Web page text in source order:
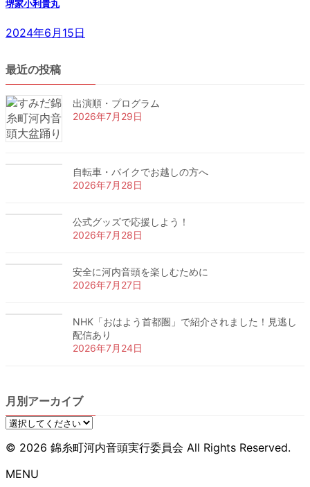
堺家小利貴丸
2024年6月15日
最近の投稿
出演順・プログラム
2026年7月29日
自転車・バイクでお越しの方へ
2026年7月28日
公式グッズで応援しよう！
2026年7月28日
安全に河内音頭を楽しむために
2026年7月27日
NHK「おはよう首都圏」で紹介されました！見逃し
配信あり
2026年7月24日
月別アーカイブ
© 2026 錦糸町河内音頭実行委員会 All Rights Reserved.
MENU